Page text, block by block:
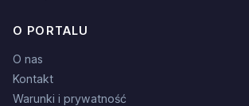
O PORTALU
O nas
Kontakt
Warunki i prywatność